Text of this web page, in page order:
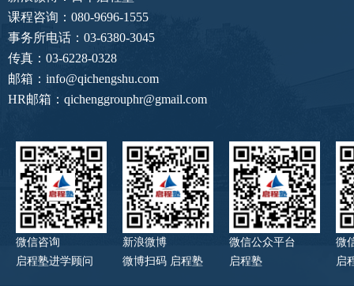
课程咨询：080-9696-1555
事务所电话：03-6380-3045
传真：03-6228-0328
邮箱：info@qichengshu.com
HR邮箱：qichenggrouphr@gmail.com
微信咨询
启程塾进学顾问
新浪微博
微博扫码 启程塾
微信公众平台
启程塾
微
启